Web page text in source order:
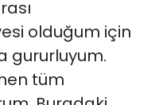
olduğum için
gururluyum.
tüm